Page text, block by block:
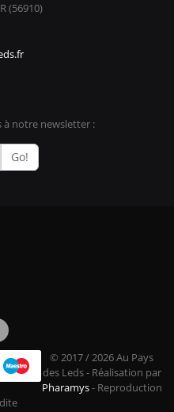
(56910)
à notre newsletter :
Go!
© 2017 / 2026 Au Pays
des Leds - Réalisation par
Pharamys- Reproduction